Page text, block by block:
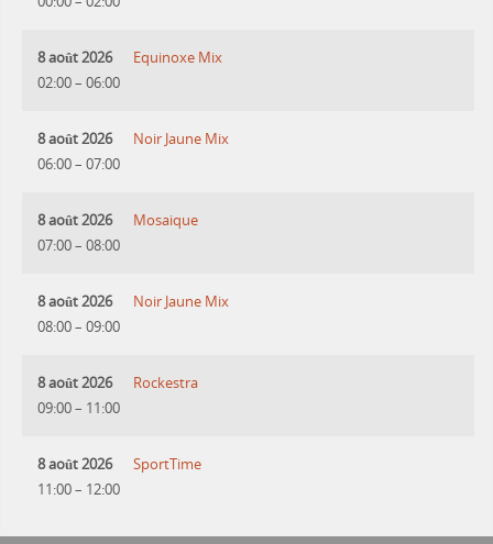
8 août 2026
02:00– 06:00
Equinoxe Mix
8 août 2026
06:00– 07:00
Noir Jaune Mix
8 août 2026
07:00– 08:00
Mosaique
8 août 2026
08:00– 09:00
Noir Jaune Mix
8 août 2026
09:00– 11:00
Rockestra
8 août 2026
11:00– 12:00
SportTime